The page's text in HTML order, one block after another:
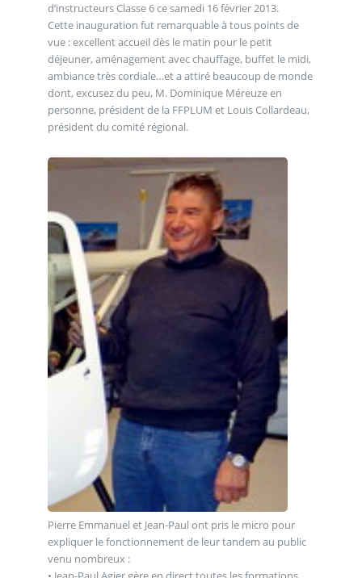
d’instructeurs Classe 6 ce samedi 16 février 2013.
Cette inauguration fut remarquable à tous points de
vue : excellent accueil dès le matin pour le petit
déjeuner, aménagement avec chauffage, buffet le midi,
ambiance très cordiale…et a attiré beaucoup de monde
dont, excusez du peu, M. Dominique Méreuze en
personne, président de la FFPLUM et Louis Collardeau,
président du comité régional.
Pierre Emmanuel et Jean-Paul ont pris le micro pour
expliquer le fonctionnement de leur tandem au public
venu nombreux :